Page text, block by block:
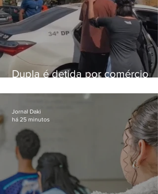
Dupla é detida por comércio
Bangu
Jornal Daki
há 25 minutos